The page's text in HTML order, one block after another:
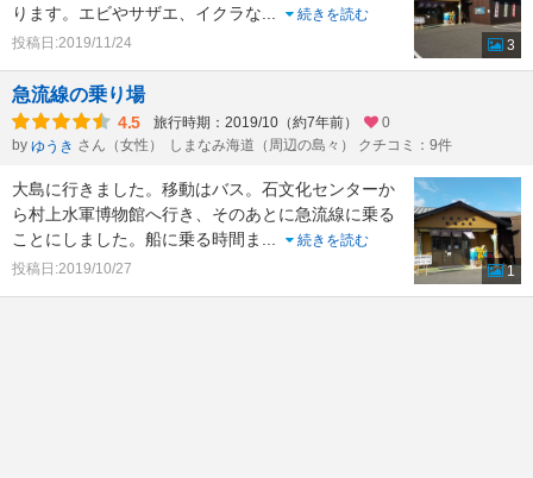
ります。エビやサザエ、イクラな
続きを読む
投稿日:2019/11/24
3
急流線の乗り場
4.5 旅行時期：2019/10（約7年前）
0
by ゆうき さん（女性） しまなみ海道（周辺の島々） クチコミ：9件
大島に行きました。移動はバス。石文化センターか
ら村上水軍博物館へ行き、そのあとに急流線に乗る
ことにしました。船に乗る時間ま
続きを読む
投稿日:2019/10/27
1